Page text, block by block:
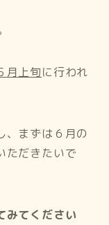
月上旬に行われ
、まずは６月の
ただきたいで
みてください